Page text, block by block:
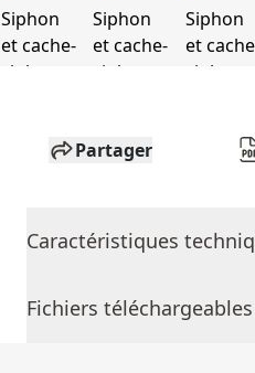
Partager
Caractéristiques
Fichiers téléchargeables